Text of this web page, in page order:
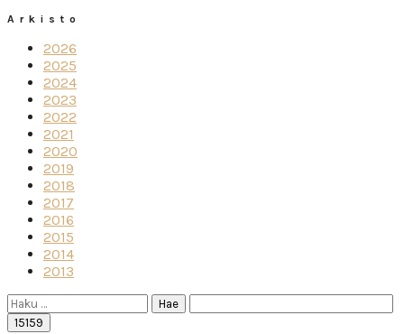
Arkisto
2026
2025
2024
2023
2022
2021
2020
2019
2018
2017
2016
2015
2014
2013
Haku: